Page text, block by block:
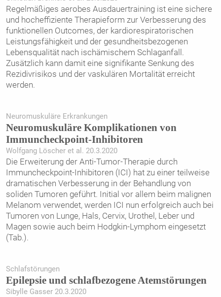
Regelmäßiges aerobes Ausdauertraining ist eine sichere
und hocheffiziente Therapieform zur Verbesserung des
funktionellen Outcomes, der kardiorespiratorischen
Leistungsfähigkeit und der gesundheitsbezogenen
Lebensqualität nach ischämischem Schlaganfall.
Zusätzlich kann damit eine signifikante Senkung des
Rezidivrisikos und der vaskulären Mortalität erreicht
werden.
Neuromuskuläre Erkrankungen
Neuromuskuläre Komplikationen von
Immuncheckpoint-Inhibitoren
Wolfgang Löscher et al. 20.3.2020
Die Erweiterung der Anti-Tumor-Therapie durch
Immuncheckpoint-Inhibitoren (ICI) hat zu einer teilweise
dramatischen Verbesserung in der Behandlung von
soliden Tumoren geführt. Initial vor allem beim malignen
Melanom verwendet, werden ICI nun erfolgreich auch bei
Tumoren von Lunge, Hals, Cervix, Urothel, Leber und
Magen sowie auch beim Hodgkin-Lymphom eingesetzt
(Tab.).
Schlafstörungen
Epilepsie und schlafbezogene Atemstörungen
Sibylle Gasser 20.3.2020